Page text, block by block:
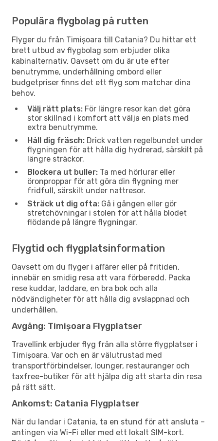
Populära flygbolag på rutten
Flyger du från Timișoara till Catania? Du hittar ett
brett utbud av flygbolag som erbjuder olika
kabinalternativ. Oavsett om du är ute efter
benutrymme, underhållning ombord eller
budgetpriser finns det ett flyg som matchar dina
behov.
Välj rätt plats: För längre resor kan det göra
stor skillnad i komfort att välja en plats med
extra benutrymme.
Håll dig fräsch: Drick vatten regelbundet under
flygningen för att hålla dig hydrerad, särskilt på
längre sträckor.
Blockera ut buller: Ta med hörlurar eller
öronproppar för att göra din flygning mer
fridfull, särskilt under nattresor.
Sträck ut dig ofta: Gå i gången eller gör
stretchövningar i stolen för att hålla blodet
flödande på längre flygningar.
Flygtid och flygplatsinformation
Oavsett om du flyger i affärer eller på fritiden,
innebär en smidig resa att vara förberedd. Packa
rese kuddar, laddare, en bra bok och alla
nödvändigheter för att hålla dig avslappnad och
underhållen.
Avgång: Timișoara Flygplatser
Travellink erbjuder flyg från alla större flygplatser i
Timișoara. Var och en är välutrustad med
transportförbindelser, lounger, restauranger och
taxfree-butiker för att hjälpa dig att starta din resa
på rätt sätt.
Ankomst: Catania Flygplatser
När du landar i Catania, ta en stund för att ansluta –
antingen via Wi-Fi eller med ett lokalt SIM-kort.